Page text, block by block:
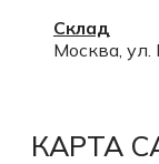
Склад
Москва, ул.
КАРТА